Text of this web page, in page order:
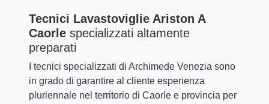
Tecnici Lavastoviglie Ariston A
Caorle specializzati altamente
preparati
I tecnici specializzati di Archimede Venezia sono
in grado di garantire al cliente esperienza
pluriennale nel territorio di Caorle e provincia per